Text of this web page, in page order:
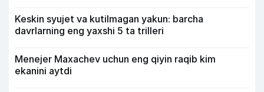
Keskin syujet va kutilmagan yakun: barcha
davrlarning eng yaxshi 5 ta trilleri
Menejer Maxachev uchun eng qiyin raqib kim
ekanini aytdi